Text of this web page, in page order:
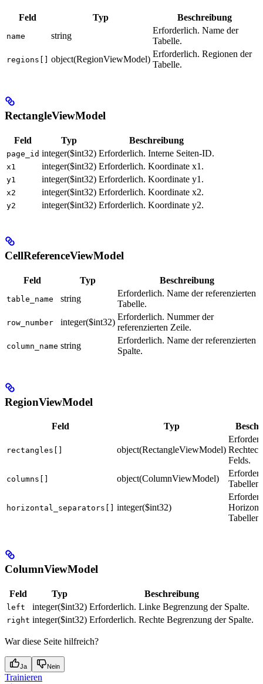
Feld Typ Beschreibung
name string
Erforderlich. Name der
Tabelle.
regions[] object(RegionViewModel)
Erforderlich. Regionen der
Tabelle.
RectangleViewModel
Feld Typ Beschreibung
page_id integer($int32) Erforderlich. Interne Seiten-ID.
x1 integer($int32) Erforderlich. Koordinate x1.
y1 integer($int32) Erforderlich. Koordinate y1.
x2 integer($int32) Erforderlich. Koordinate x2.
y2 integer($int32) Erforderlich. Koordinate y2.
CellReferenceViewModel
Feld Typ Beschreibung
table_name string
Erforderlich. Name der referenzierten
Tabelle.
row_number integer($int32)
Erforderlich. Nummer der
referenzierten Zeile.
column_name string
Erforderlich. Name der referenzierten
Spalte.
RegionViewModel
Feld Typ
rectangles[] object(RectangleViewModel)
Felds.
columns[] object(ColumnViewModel)
horizontal_separators[] integer($int32)
ColumnViewModel
Feld Typ Beschreibung
left integer($int32) Erforderlich. Linke Begrenzung der Spalte.
right integer($int32) Erforderlich. Rechte Begrenzung der Spalte.
War diese Seite hilfreich?
Ja Nein
Trainieren